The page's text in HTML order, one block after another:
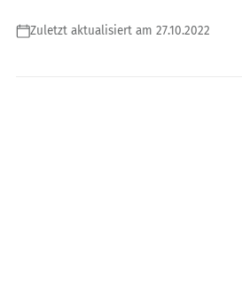
Zuletzt aktualisiert am 27.10.2022